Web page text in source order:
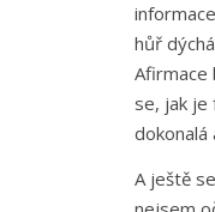
hůř
Afirmace
se, jak je
dokonalá
A ještě